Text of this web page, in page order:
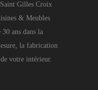
Gilles Croix
& Meubles
ans dans la
la fabrication
votre intérieur.